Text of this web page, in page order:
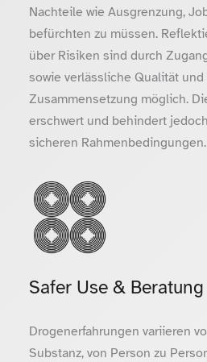
Nachteile wie Ausgrenzung,
befürchten zu müssen.
über Risiken sind durch
sowie verlässliche Qualität und
Zusammensetzung möglich.
erschwert und behindert
sicheren Rahmenbedingungen.
Safer Use & Beratung
Drogenerfahrungen variieren
Substanz, von Person zu